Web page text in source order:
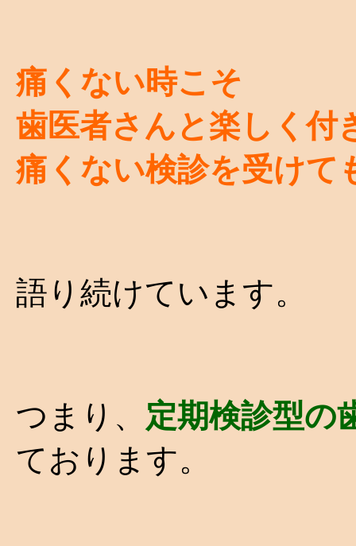
痛くない時こそ
歯医者さんと楽しく付
痛くない検診を受けて
語り続けています。
つまり、 定期検診型の
ております。